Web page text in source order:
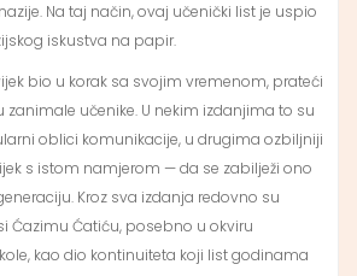
Na taj način, ovaj učenički list je uspio
iskustva na papir.
bio u korak sa svojim vremenom, prateći
zanimale učenike. U nekim izdanjima to su
oblici komunikacije, u drugima ozbiljniji
s istom namjerom — da se zabilježi ono
Kroz sva izdanja redovno su
Ćazimu Ćatiću, posebno u okviru
kao dio kontinuiteta koji list godinama